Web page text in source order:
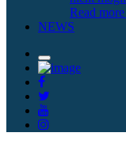
Read
NEWS